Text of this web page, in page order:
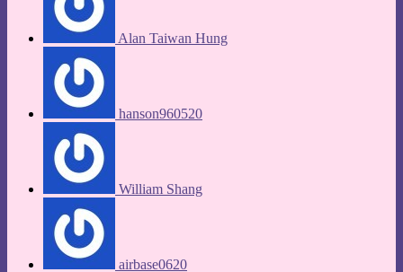
Alan Taiwan Hung
hanson960520
William Shang
airbase0620